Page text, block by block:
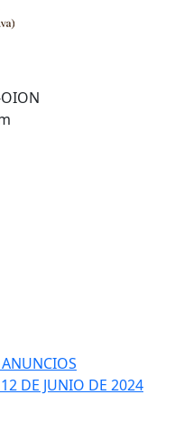
DE JUNIO DE 2024